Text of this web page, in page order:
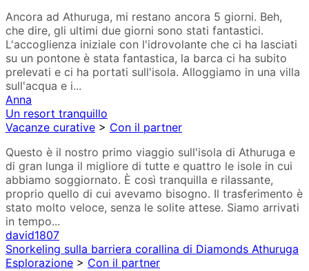
Ancora ad Athuruga, mi restano ancora 5 giorni. Beh,
che dire, gli ultimi due giorni sono stati fantastici.
L'accoglienza iniziale con l'idrovolante che ci ha lasciati
su un pontone è stata fantastica, la barca ci ha subito
prelevati e ci ha portati sull'isola. Alloggiamo in una villa
sull'acqua e i...
Anna
Un resort tranquillo
Vacanze curative > Con il partner
Questo è il nostro primo viaggio sull'isola di Athuruga e
di gran lunga il migliore di tutte e quattro le isole in cui
abbiamo soggiornato. È così tranquilla e rilassante,
proprio quello di cui avevamo bisogno. Il trasferimento è
stato molto veloce, senza le solite attese. Siamo arrivati
in tempo...
david1807
Snorkeling sulla barriera corallina di Diamonds Athuruga
Esplorazione > Con il partner